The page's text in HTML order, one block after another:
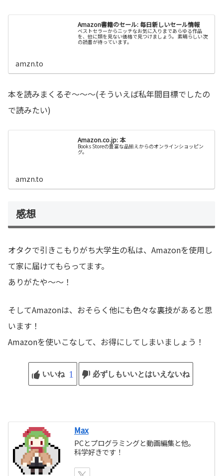
Amazon書籍のセール: 毎日新しいセール情報
ベストセラーからニッチなお気に入りまであらゆる作品
を、他に類を見ない価格で見つけましょう。 素晴らしい次
の読書が待っています。
amzn.to
本を読みまくるぞ～～～(そういえば私年間目標でしたの
で読みたい)
Amazon.co.jp: 本
Books Storeの豊富な品揃えからのオンラインショッピン
グ。
amzn.to
感想
オタクで引きこもりがち大学生の私は、Amazonを使用し
て家に届けてもらってます。
ありがたや～～！
そしてAmazonは、おそらく他にも色々な裏技があると思
います！
Amazonを使いこなして、お得にしてしまいましょう！
いいね 1 必ずしもいいとはいえないね
Max
PCとプログラミングと動画編集と他。
科学好きです！